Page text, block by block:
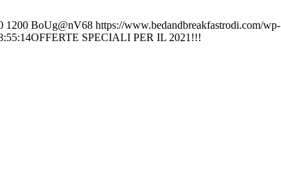
1200 BoUg@nV68 https://www.bedandbreakfastrodi.com/wp-
OFFERTE SPECIALI PER IL 2021!!!